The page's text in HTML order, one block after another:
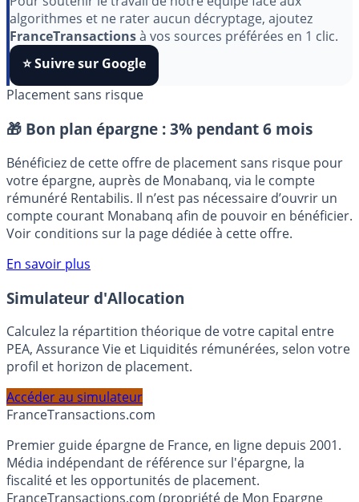
Pour soutenir le travail de notre équipe face aux
algorithmes et ne rater aucun décryptage, ajoutez
FranceTransactionsà vos sources préférées en 1 clic.
⭐️ Suivre sur Google
Placement sans risque
🎁 Bon plan épargne : 3% pendant 6 mois
Bénéficiez de cette offre de placement sans risque pour
votre épargne, auprès de Monabanq, via le compte
rémunéré Rentabilis. Il n’est pas nécessaire d’ouvrir un
Voir conditions sur la page dédiée à cette offre.
En savoir plus
Simulateur d'Allocation
Calculez la répartition théorique de votre capital entre
profil et horizon de placement.
FranceTransactions.com
Premier guide épargne de France, en ligne depuis 2001.
Média indépendant de référence sur l'épargne, la